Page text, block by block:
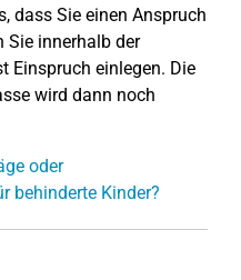
dass Sie einen Anspruch
Sie innerhalb der
Einspruch einlegen. Die
wird dann noch
oder
behinderte Kinder?